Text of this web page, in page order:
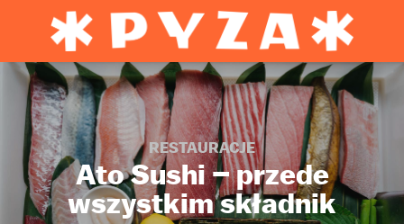
RESTAURACJE
Ato Sushi – przede
wszystkim składnik